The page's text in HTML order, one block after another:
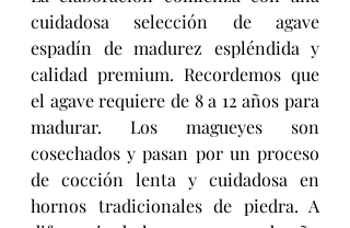
cuidadosa selección de agave
espadín de madurez espléndida y
calidad premium. Recordemos que
el agave requiere de 8 a 12 años para
madurar. Los magueyes son
cosechados y pasan por un proceso
de cocción lenta y cuidadosa en
hornos tradicionales de piedra. A